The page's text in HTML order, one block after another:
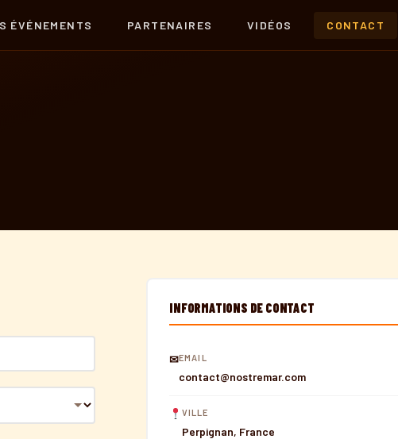
ÉVÉNEMENTS PARTENAIRES VIDÉOS CONTACT
INFORMATIONS DE CONTACT
✉EMAIL
contact@nostremar.com
VILLE
Perpignan, France